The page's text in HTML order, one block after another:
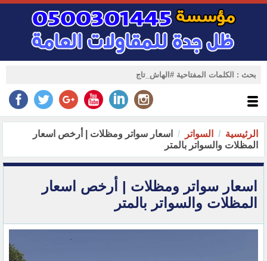
الرئيسية السواتر
اسعار سواتر ومظلات | أرخص اسعار
المظلات والسواتر بالمتر ‏
اسعار سواتر ومظلات | أرخص اسعار
المظلات والسواتر بالمتر ‏